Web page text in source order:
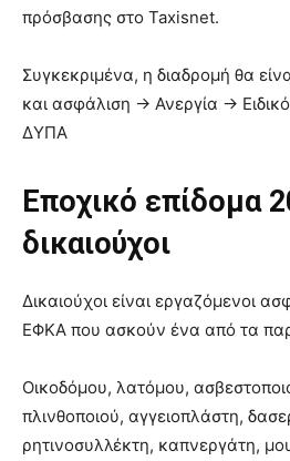
πρόσβασης στο Taxisnet.
Συγκεκριμένα, η διαδρομή θα
και ασφάλιση → Ανεργία →
ΔΥΠΑ
Εποχικό επίδομα
δικαιούχοι
Δικαιούχοι είναι εργαζόμενοι
ΕΦΚΑ που ασκούν ένα από τα
Οικοδόμου, λατόμου,
πλινθοποιού, αγγειοπλάστη,
ρητινοσυλλέκτη, καπνεργάτη,